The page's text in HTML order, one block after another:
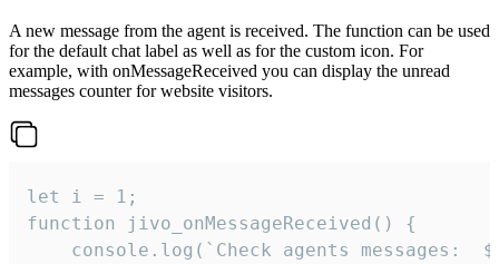
A new message from the agent is received. The function can be used
for the default chat label as well as for the custom icon. For
example, with onMessageReceived you can display the unread
messages counter for website visitors.
let i = 1;
function jivo_onMessageReceived() {